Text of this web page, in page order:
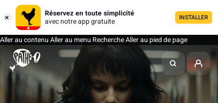
Réservez en toute simplicité
avec notre app gratuite
INSTALLER
Aller au contenuAller au menu RechercheAller au pied de page